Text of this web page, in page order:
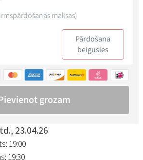
23.04.26
19:00
19:30